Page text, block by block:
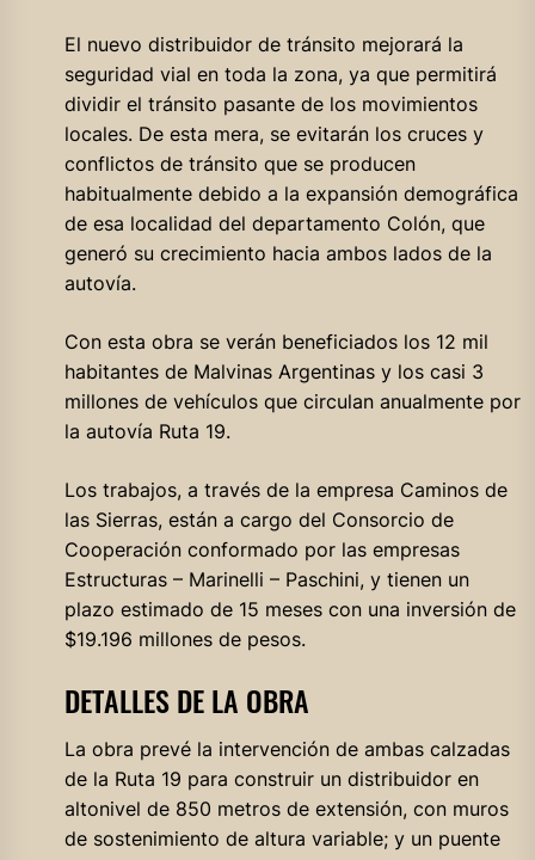
El nuevo distribuidor de tránsito mejorará la
seguridad vial en toda la zona, ya que permitirá
dividir el tránsito pasante de los movimientos
locales. De esta mera, se evitarán los cruces y
conflictos de tránsito que se producen
habitualmente debido a la expansión demográfica
de esa localidad del departamento Colón, que
generó su crecimiento hacia ambos lados de la
autovía.
Con esta obra se verán beneficiados los 12 mil
habitantes de Malvinas Argentinas y los casi 3
millones de vehículos que circulan anualmente por
la autovía Ruta 19.
Los trabajos, a través de la empresa Caminos de
las Sierras, están a cargo del Consorcio de
Cooperación conformado por las empresas
Estructuras – Marinelli – Paschini, y tienen un
plazo estimado de 15 meses con una inversión de
$19.196 millones de pesos.
DETALLES DE LA OBRA
La obra prevé la intervención de ambas calzadas
de la Ruta 19 para construir un distribuidor en
altonivel de 850 metros de extensión, con muros
de sostenimiento de altura variable; y un puente